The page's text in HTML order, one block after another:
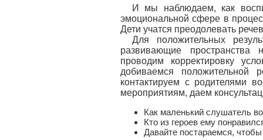
И мы наблюдаем, как
эмоциональной сфере в
Дети учатся преодолевать
Для положительных
развивающие пространства
проводим корректировку
добиваемся положительной
контактируем с родителями
мероприятиям, даем
Как маленький слушатель
Кто из героев ему
Давайте постараемся,